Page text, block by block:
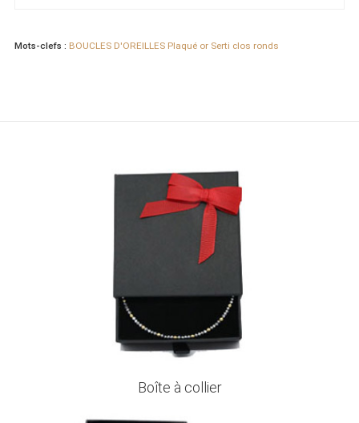
Mots-clefs : BOUCLES D'OREILLES Plaqué or Serti clos ronds
Boîte à collier